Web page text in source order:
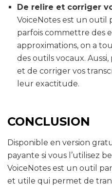
De relire et corriger
VoiceNotes est un outil
parfois commettre des
approximations, on a
des outils vocaux.
et de corriger vos
leur exactitude.
CONCLUSION
Disponible en version
payante si vous l’utilisez
VoiceNotes est un outil
et utile qui permet de